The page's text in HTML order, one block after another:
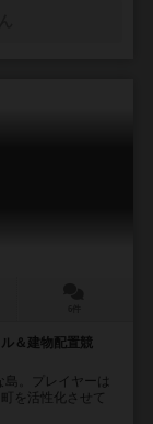
＆建物配置競
。プレイヤーは
を活性化させて